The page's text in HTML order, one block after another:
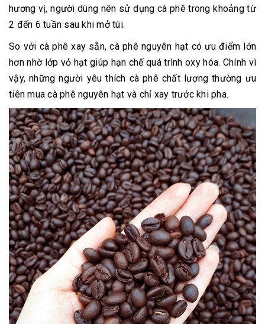
hương vị, người dùng nên sử dụng cà phê trong khoảng từ
2 đến 6 tuần sau khi mở túi.
So với cà phê xay sẵn, cà phê nguyên hạt có ưu điểm lớn
hơn nhờ lớp vỏ hạt giúp hạn chế quá trình oxy hóa. Chính vì
vậy, những người yêu thích cà phê chất lượng thường ưu
tiên mua cà phê nguyên hạt và chỉ xay trước khi pha.